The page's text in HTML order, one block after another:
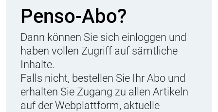
Penso-Abo?
Dann können Sie sich einloggen und
haben vollen Zugriff auf sämtliche
Inhalte.
Falls nicht, bestellen Sie Ihr Abo und
erhalten Sie Zugang zu allen Artikeln
auf der Webplattform, aktuelle